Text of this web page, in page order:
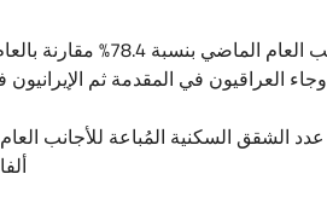
ارتفعت مبيعات قطاع العقارات في تركيا من الشقق السكنية
وجاء العراقيون في المقدمة ثم
ألفا